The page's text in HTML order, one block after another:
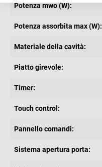
Potenza mwo (W):
Potenza assorbita max (W):
Materiale della cavità:
Piatto girevole:
Timer:
Touch control:
Pannello comandi:
Sistema apertura porta: